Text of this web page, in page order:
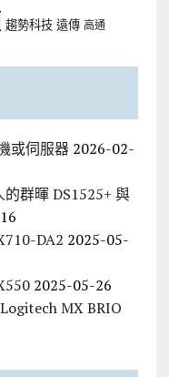
趨勢科技 遠傳 高通
或伺服器 2026-02-
群暉 DS1525+ 與
DA2 2025-05-
2025-05-26
MX BRIO